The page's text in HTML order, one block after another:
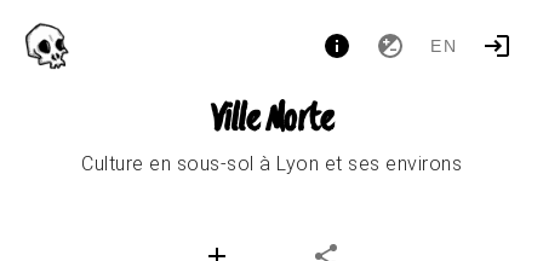
EN
Ville Morte
Culture en sous-sol à Lyon et ses environs